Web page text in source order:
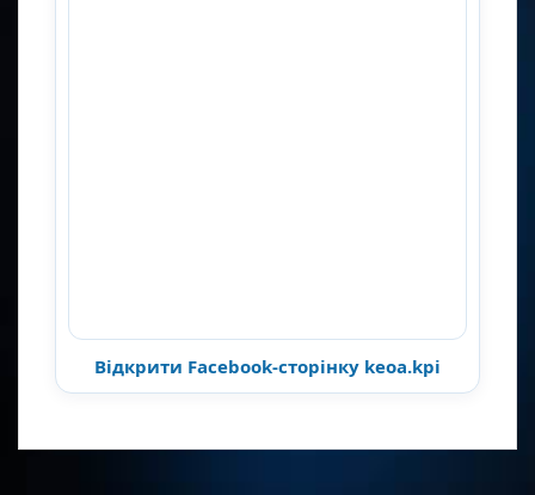
Відкрити Facebook-сторінку keoa.kpi